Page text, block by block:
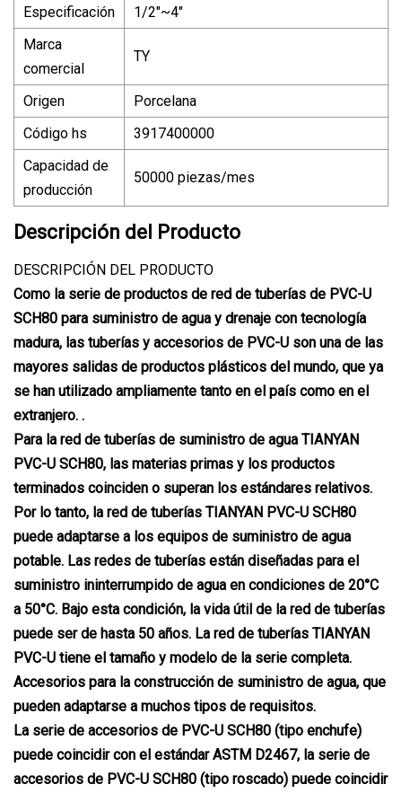
Especificación
1/2"~4"
Marca
comercial
TY
Origen
Porcelana
Código hs
3917400000
Capacidad de
producción
50000 piezas/mes
Descripción del Producto
DESCRIPCIÓN DEL PRODUCTO
Como la serie de productos de red de tuberías de PVC-U
SCH80 para suministro de agua y drenaje con tecnología
madura, las tuberías y accesorios de PVC-U son una de las
mayores salidas de productos plásticos del mundo, que ya
se han utilizado ampliamente tanto en el país como en el
extranjero. .
Para la red de tuberías de suministro de agua TIANYAN
PVC-U SCH80, las materias primas y los productos
terminados coinciden o superan los estándares relativos.
Por lo tanto, la red de tuberías TIANYAN PVC-U SCH80
puede adaptarse a los equipos de suministro de agua
potable. Las redes de tuberías están diseñadas para el
suministro ininterrumpido de agua en condiciones de 20°C
a 50°C. Bajo esta condición, la vida útil de la red de tuberías
puede ser de hasta 50 años. La red de tuberías TIANYAN
PVC-U tiene el tamaño y modelo de la serie completa.
Accesorios para la construcción de suministro de agua, que
pueden adaptarse a muchos tipos de requisitos.
La serie de accesorios de PVC-U SCH80 (tipo enchufe)
puede coincidir con el estándar ASTM D2467, la serie de
accesorios de PVC-U SCH80 (tipo roscado) puede coincidir